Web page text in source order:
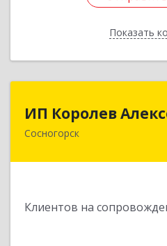
Показать
ИП Королев
Сосногорск
Клиентов на
ИП Королев
169500, Коми Респ,